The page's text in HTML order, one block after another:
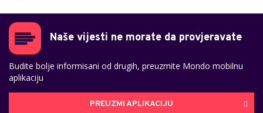
Naše vijesti ne morate da provjeravate
Budite bolje informisani od drugih, preuzmite Mondo mobilnu
aplikaciju
PREUZMI APLIKACIJU